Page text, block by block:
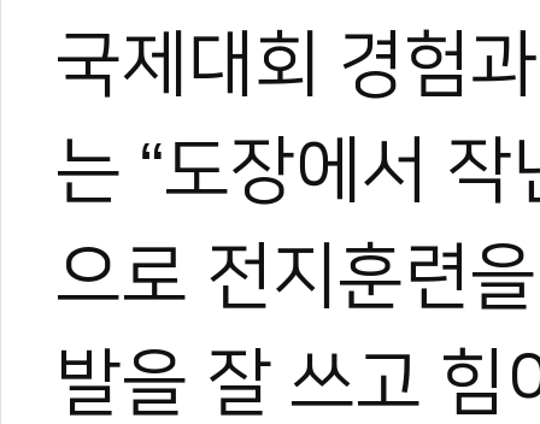
국제대회 경험
는 “도장에서
으로 전지훈련
발을 잘 쓰고 힘